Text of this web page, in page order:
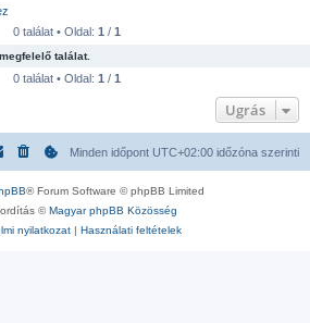
s
0 találat • Oldal: 1 / 1
találat.
0 találat • Oldal: 1 / 1
Ugrás
Minden időpont UTC+02:00 időzóna szerinti
® Forum Software © phpBB Limited
©Magyar phpBB Közösség
nyilatkozat| Használati feltételek